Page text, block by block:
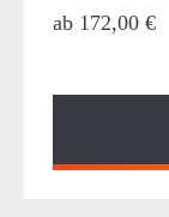
ab 172,00 €